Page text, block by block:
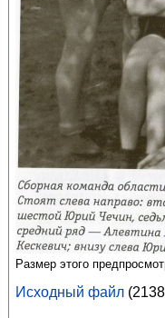
Размер этого
Исходный файл‎